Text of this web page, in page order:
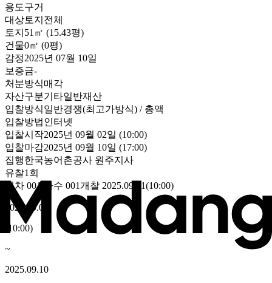
용도구거
대상토지전체
토지 51㎡ (15.43평)
건물0㎡ (0평)
감정2025년 07월 10일
보증금-
처분방식매각
자산구분기타일반재산
입찰방식일반경쟁(최고가방식) / 총액
입찰방법인터넷
입찰시작2025년 09월 02일 (10:00)
입찰마감2025년 09월 10일 (17:00)
집행한국농어촌공사 원주지사
유찰1회
회차 001 /차수 001개찰 2025.09.11(10:00)
2025.09.02
10:00)
~
2025.09.10